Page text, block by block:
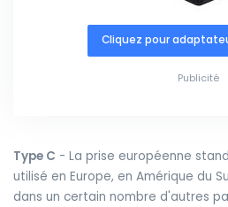
Cliquez pour
Publicité
Type C - La prise européenne
utilisé en Europe, en Amérique du
dans un certain nombre d'autres